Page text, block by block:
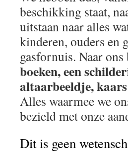
beschikking staat,
uitstaan naar alles
kinderen, ouders en
gasfornuis. Naar
boeken, een
altaarbeeldje,
Alles waarmee we
bezield met onze
Dit is geen